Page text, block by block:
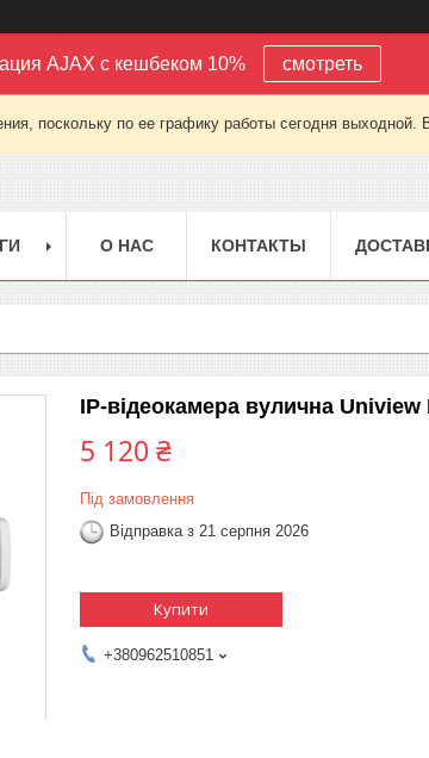
AJAX с кешбеком 10% смотреть
поскольку по ее графику работы сегодня
О НАС КОНТАКТЫ
IP-відеокамера вулична Uniview
5 120 ₴
Під замовлення
Відправка з 21 серпня 2026
Купити
+380962510851